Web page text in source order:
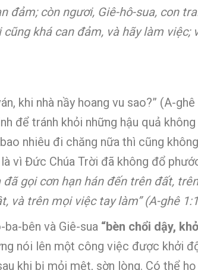
đảm; còn ngươi, Giê-hô-sua, con
khá can đảm, và hãy làm việc;
khi nhà nầy hoang vu sao?” (A-
để tránh khỏi những hậu quả
nhiêu đi chăng nữa thì cũng
vì Đức Chúa Trời đã không đổ
gọi cơn hạn hán đến trên đất,
và trên mọi việc tay làm” (A-ghê
ba-bên và Giê-sua “bèn chổi dậy,
nói lên một công việc được khởi
khi bị mỏi mệt, sờn lòng. Có thể